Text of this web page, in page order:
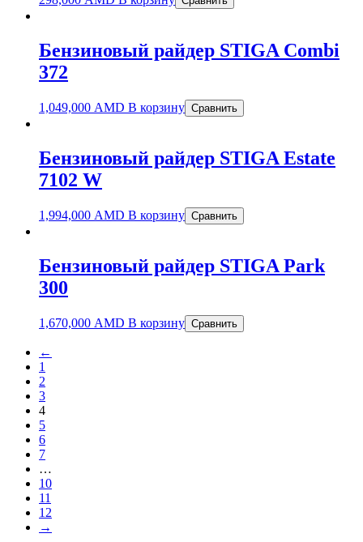
Бензиновый райдер STIGA Combi
372
1,049,000 AMD В корзину Сравнить
Бензиновый райдер STIGA Estate
7102 W
1,994,000 AMD В корзину Сравнить
Бензиновый райдер STIGA Park
300
1,670,000 AMD В корзину Сравнить
←
1
2
3
4
5
6
7
…
10
11
12
→